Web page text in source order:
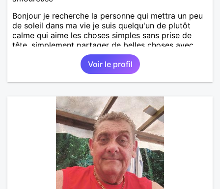
Bonjour je recherche la personne qui mettra un peu
de soleil dans ma vie je suis quelqu'un de plutôt
calme qui aime les choses simples sans prise de
tête, simplement partager de belles choses avec
une personne qui me ressemble .
Voir le profil